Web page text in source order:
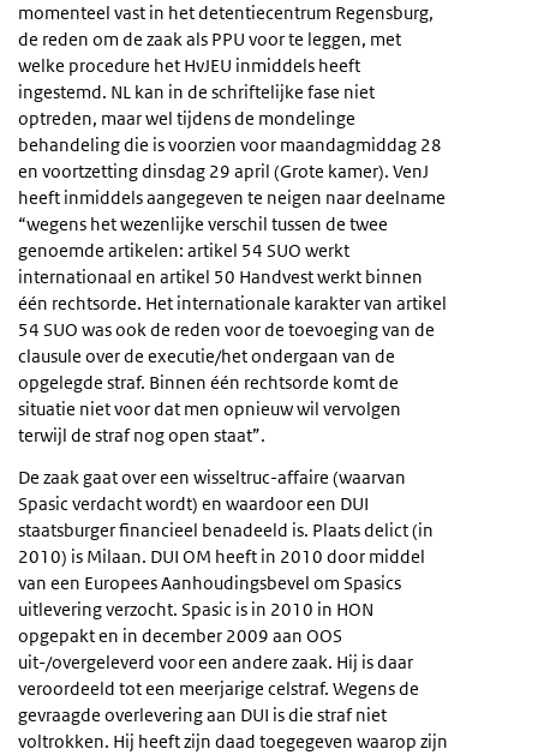
momenteel vast in het detentiecentrum Regensburg,
de reden om de zaak als PPU voor te leggen, met
welke procedure het HvJEU inmiddels heeft
ingestemd. NL kan in de schriftelijke fase niet
optreden, maar wel tijdens de mondelinge
behandeling die is voorzien voor maandagmiddag 28
en voortzetting dinsdag 29 april (Grote kamer). VenJ
heeft inmiddels aangegeven te neigen naar deelname
“wegens het wezenlijke verschil tussen de twee
genoemde artikelen: artikel 54 SUO werkt
internationaal en artikel 50 Handvest werkt binnen
één rechtsorde. Het internationale karakter van artikel
54 SUO was ook de reden voor de toevoeging van de
clausule over de executie/het ondergaan van de
opgelegde straf. Binnen één rechtsorde komt de
situatie niet voor dat men opnieuw wil vervolgen
terwijl de straf nog open staat”.
De zaak gaat over een wisseltruc-affaire (waarvan
Spasic verdacht wordt) en waardoor een DUI
staatsburger financieel benadeeld is. Plaats delict (in
2010) is Milaan. DUI OM heeft in 2010 door middel
van een Europees Aanhoudingsbevel om Spasics
uitlevering verzocht. Spasic is in 2010 in HON
opgepakt en in december 2009 aan OOS
uit-/overgeleverd voor een andere zaak. Hij is daar
veroordeeld tot een meerjarige celstraf. Wegens de
gevraagde overlevering aan DUI is die straf niet
voltrokken. Hij heeft zijn daad toegegeven waarop zijn